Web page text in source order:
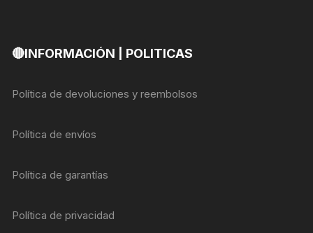
🔴INFORMACIÓN | POLITICAS
Política de devoluciones y reembolsos
Política de envíos
Política de garantías
Política de privacidad